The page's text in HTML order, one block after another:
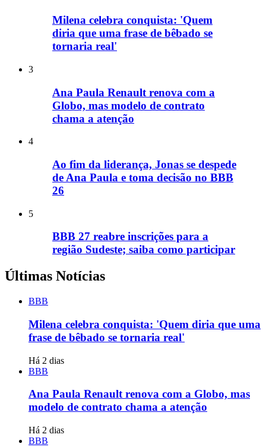
Milena celebra conquista: 'Quem
diria que uma frase de bêbado se
tornaria real'
3
Ana Paula Renault renova com a
Globo, mas modelo de contrato
chama a atenção
4
Ao fim da liderança, Jonas se despede
de Ana Paula e toma decisão no BBB
26
5
BBB 27 reabre inscrições para a
região Sudeste; saiba como participar
Últimas Notícias
BBB
Milena celebra conquista: 'Quem diria que uma
frase de bêbado se tornaria real'
Há 2 dias
BBB
Ana Paula Renault renova com a Globo, mas
modelo de contrato chama a atenção
Há 2 dias
BBB